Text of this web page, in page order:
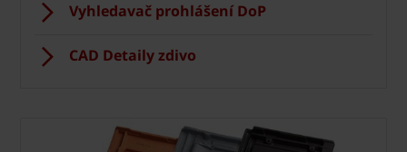
Vyhledavač prohlášení DoP
CAD Detaily zdivo